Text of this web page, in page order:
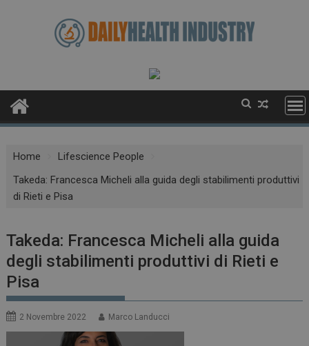
Home
Lifescience People
Takeda: Francesca Micheli alla guida degli stabilimenti produttivi
di Rieti e Pisa
Takeda: Francesca Micheli alla guida
degli stabilimenti produttivi di Rieti e
Pisa
2 Novembre 2022 Marco Landucci